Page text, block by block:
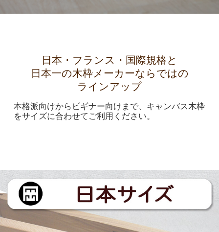
日本・フランス・国際規格と
日本一の木枠メーカーならではの
ラインアップ
本格派向けからビギナー向けまで、キャンバス木枠
をサイズに合わせてご利用ください。